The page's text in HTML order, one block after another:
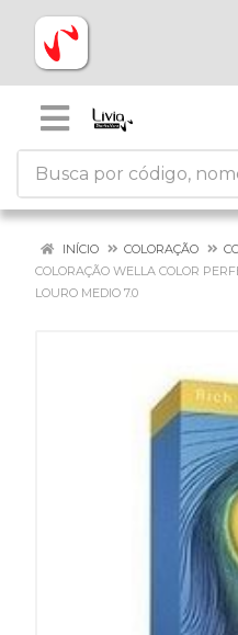
INÍCIO COLORAÇÃO
COLORAÇÃO WELLA COLOR
LOURO MEDIO 7.0